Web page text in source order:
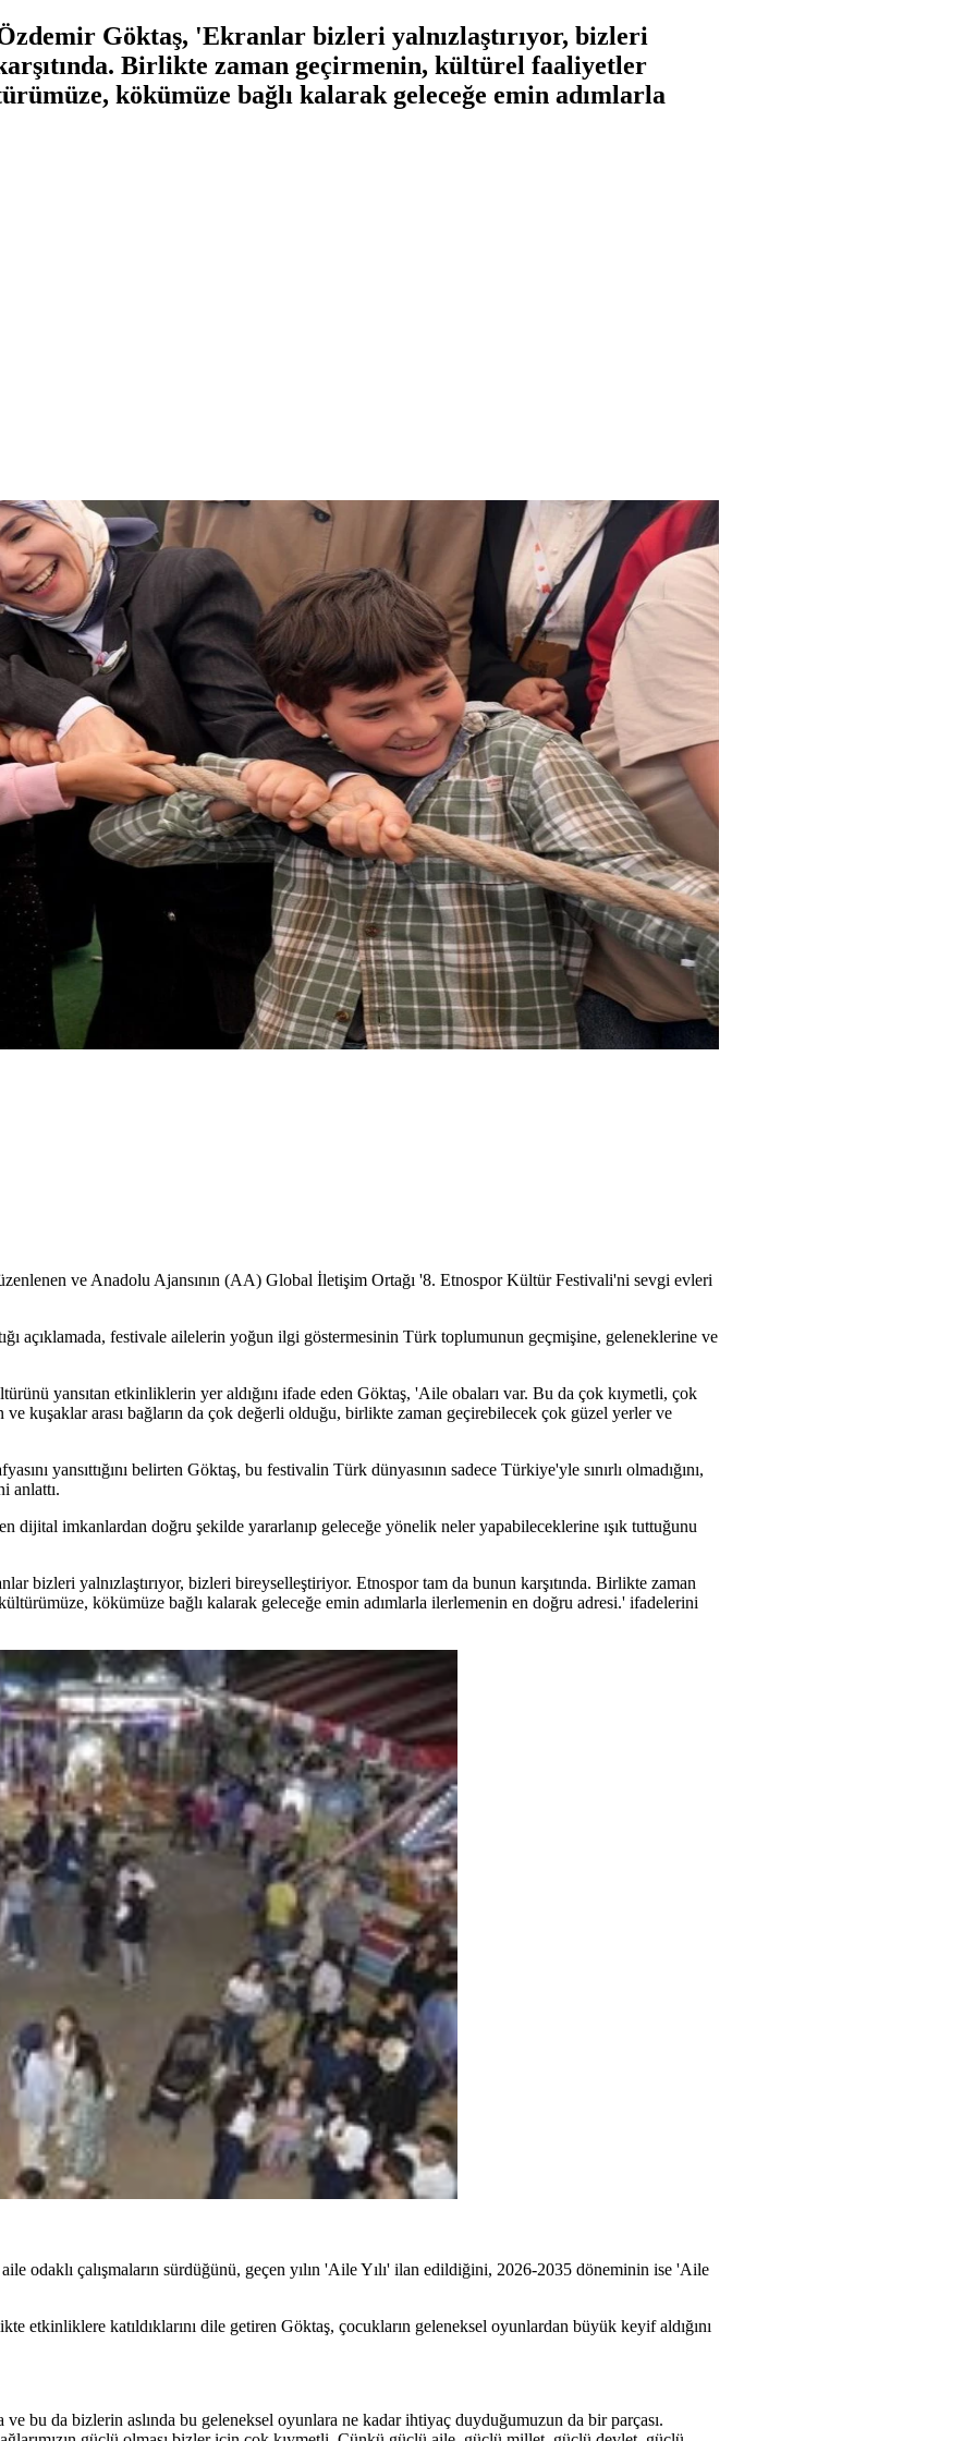
Göktaş, 'Ekranlar bizleri yalnızlaştırıyor, bizleri
Birlikte zaman geçirmenin, kültürel faaliyetler
kökümüze bağlı kalarak geleceğe emin adımlarla
ve Anadolu Ajansının (AA) Global İletişim Ortağı '8. Etnospor Kültür Festivali'ni sevgi evleri
açıklamada, festivale ailelerin yoğun ilgi göstermesinin Türk toplumunun geçmişine, geleneklerine ve
yansıtan etkinliklerin yer aldığını ifade eden Göktaş, 'Aile obaları var. Bu da çok kıymetli, çok
kuşaklar arası bağların da çok değerli olduğu, birlikte zaman geçirebilecek çok güzel yerler ve
yansıttığını belirten Göktaş, bu festivalin Türk dünyasının sadece Türkiye'yle sınırlı olmadığını,
anlattı.
dijital imkanlardan doğru şekilde yararlanıp geleceğe yönelik neler yapabileceklerine ışık tuttuğunu
bizleri yalnızlaştırıyor, bizleri bireyselleştiriyor. Etnospor tam da bunun karşıtında. Birlikte zaman
kökümüze bağlı kalarak geleceğe emin adımlarla ilerlemenin en doğru adresi.' ifadelerini
odaklı çalışmaların sürdüğünü, geçen yılın 'Aile Yılı' ilan edildiğini, 2026-2035 döneminin ise 'Aile
etkinliklere katıldıklarını dile getiren Göktaş, çocukların geleneksel oyunlardan büyük keyif aldığını
bu da bizlerin aslında bu geleneksel oyunlara ne kadar ihtiyaç duyduğumuzun da bir parçası.